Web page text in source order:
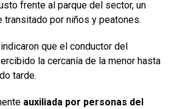
frente al parque del sector, un
transitado por niños y peatones.
que el conductor del
la cercanía de la menor hasta
tarde.
auxiliada por personas del